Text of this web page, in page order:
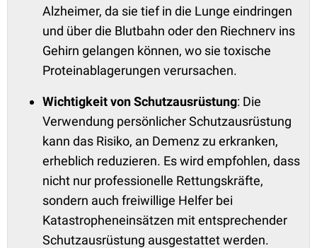
Alzheimer, da sie tief in die Lunge eindringen
und über die Blutbahn oder den Riechnerv ins
Gehirn gelangen können, wo sie toxische
Proteinablagerungen verursachen.
Wichtigkeit von Schutzausrüstung: Die
Verwendung persönlicher Schutzausrüstung
kann das Risiko, an Demenz zu erkranken,
erheblich reduzieren. Es wird empfohlen, dass
nicht nur professionelle Rettungskräfte,
sondern auch freiwillige Helfer bei
Katastropheneinsätzen mit entsprechender
Schutzausrüstung ausgestattet werden.